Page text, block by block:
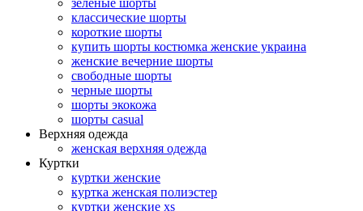
классические шорты
короткие шорты
купить шорты костюмка женские украина
женские вечерние шорты
свободные шорты
черные шорты
шорты экокожа
шорты casual
Верхняя одежда
женская верхняя одежда
Куртки
куртки женские
куртка женская полиэстер
куртки женские xs